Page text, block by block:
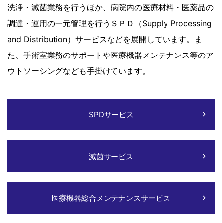
洗浄・滅菌業務を行うほか、病院内の医療材料・医薬品の
調達・運用の一元管理を行うＳＰＤ（Supply Processing
and Distribution）サービスなどを展開しています。ま
た、手術室業務のサポートや医療機器メンテナンス等のア
ウトソーシングなども手掛けています。
SPDサービス
滅菌サービス
医療機器総合メンテナンスサービス